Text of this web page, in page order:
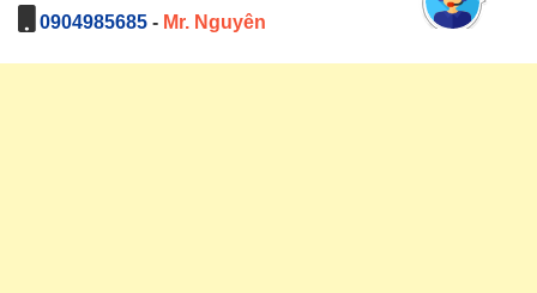
0904985685 - Mr. Nguyên